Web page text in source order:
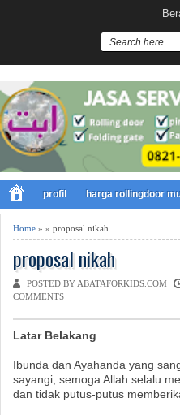
profil harga rollingdoor
Home » » proposal nikah
proposal nikah
POSTED BY ABATAFORKIDS.COM
COMMENTS
Latar Belakang
Ibunda dan Ayahanda yang
sayangi, semoga Allah selalu
dan tidak putus-putus